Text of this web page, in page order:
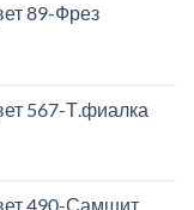
89-Фрез
567-Т.фиалка
490-Самшит